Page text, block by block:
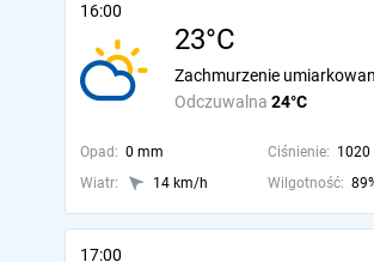
16:00
23°C
Odczuwalna 24°C
Zachmurzenie
Opad: 0 mm Ciśnienie: 1020
Wiatr:
14 km/h Wilgotność:
17:00